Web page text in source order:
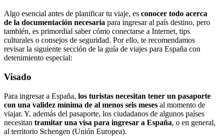
Algo esencial antes de planificar tu viaje, es conocer todo acerca
de la documentación necesaria para ingresar al país destino, pero
también, es primordial saber cómo conectarse a Internet, tips
culturales o consejos de seguridad. Por ello, te recomendamos
revisar la siguiente sección de la guía de viajes para España con
detenimiento especial:
Visado
Para ingresar a España, los turistas necesitan tener un pasaporte
con una validez mínima de al menos seis meses al momento de
viajar. Y, además del pasaporte, los ciudadanos de algunos países
necesitan tramitar una visa para ingresar a España, o en general,
al territorio Schengen (Unión Europea).